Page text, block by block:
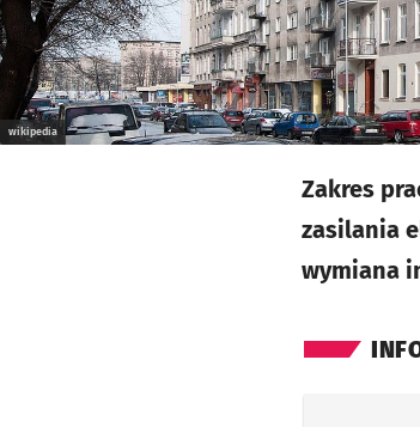
wikipedia
Zakres
zasilania
wymiana